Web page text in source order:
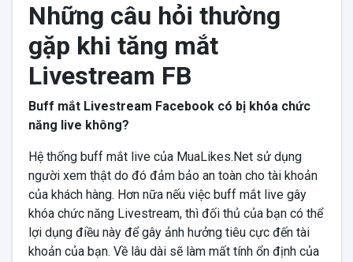
Những câu hỏi thường
gặp khi tăng mắt
Livestream FB
Buff mắt Livestream Facebook có bị khóa chức
năng live không?
Hệ thống buff mắt live của MuaLikes.Net sử dụng
người xem thật do đó đảm bảo an toàn cho tài khoản
của khách hàng. Hơn nữa nếu việc buff mắt live gây
khóa chức năng Livestream, thì đối thủ của bạn có thể
lợi dụng điều này để gây ảnh hưởng tiêu cực đến tài
khoản của bạn. Về lâu dài sẽ làm mất tính ổn định của